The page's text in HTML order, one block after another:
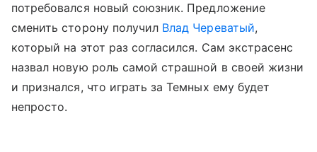
потребовался новый союзник. Предложение
сменить сторону получил Влад Череватый,
который на этот раз согласился. Сам экстрасенс
назвал новую роль самой страшной в своей жизни
и признался, что играть за Темных ему будет
непросто.